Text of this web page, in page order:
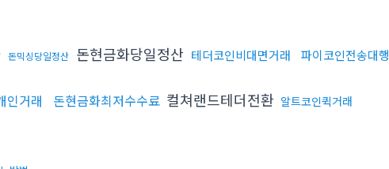
돈믹싱당일정산 돈현금화당일정산 테더코인비대면거래 파이코인전송대행
인거래 돈현금화최저수수료 컬쳐랜드테더전환 알트코인퀵거래